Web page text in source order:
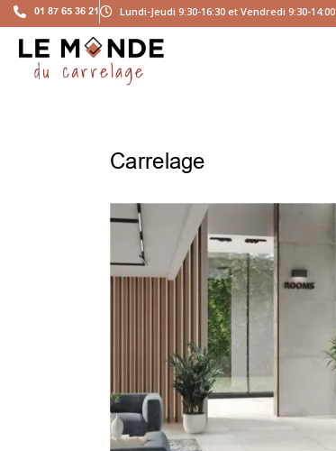
01 87 65 36 21 Lundi-Jeudi 9:30-16:30 et Vendredi 9:30-14:00
Carrelage